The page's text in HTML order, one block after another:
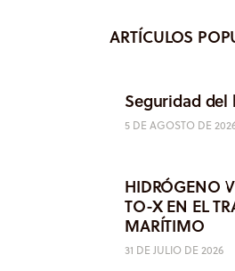
ARTÍCULOS
Seguridad
5 DE AGOSTO DE
HIDRÓGENO
TO-X EN EL
MARÍTIMO
31 DE JULIO DE 2026